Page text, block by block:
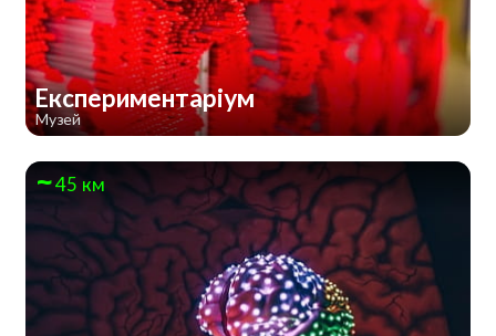
Експериментаріум
Музей
45 км